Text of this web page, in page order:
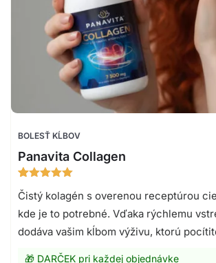
BOLESŤ KĹBOV
Panavita Collagen
Hodnotenie
4.97z 5
na základe
32
zákazníckych
recenzií
Čistý kolagén s overenou receptúrou
kde je to potrebné. Vďaka rýchlemu
dodáva vašim kĺbom výživu, ktorú
🎁 DARČEK pri každej objednávke